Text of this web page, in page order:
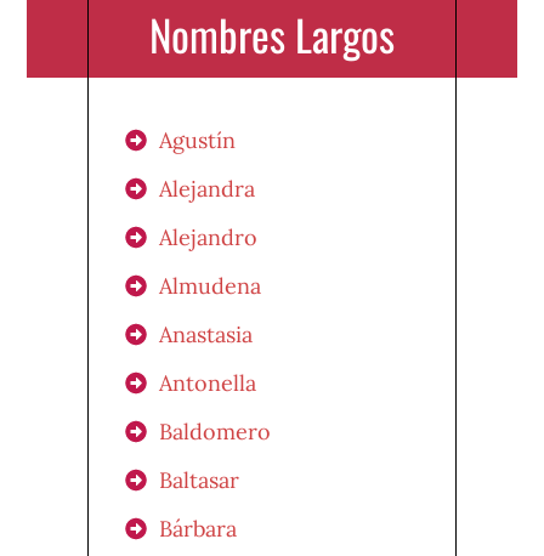
Nombres Largos
Agustín
Alejandra
Alejandro
Almudena
Anastasia
Antonella
Baldomero
Baltasar
Bárbara